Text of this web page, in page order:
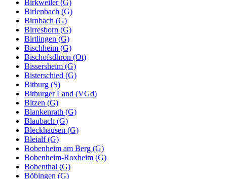
Birkweiler (G)
Birlenbach (G)
Birnbach (G)
Birresborn (G)
Birtlingen (G)
Bischheim (G)
Bischofsdhron (Ot)
Bissersheim (G)
Bisterschied (G)
Bitburg (S)
Bitburger Land (VGd)
Bitzen (G)
Blankenrath (G)
Blaubach (G)
Bleckhausen (G)
Bleialf (G)
Bobenheim am Berg (G)
Bobenheim-Roxheim (G)
Bobenthal (G)
Böbingen (G)